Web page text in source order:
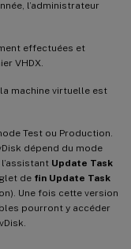
l’administrateur
effectuées et
VHDX.
machine virtuelle est
Test ou Production.
dépend du mode
Update Task
de fin Update Task
Une fois cette version
pourront y accéder